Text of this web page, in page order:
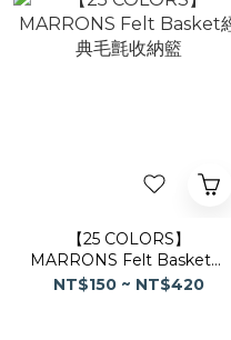
【25 COLORS】
MARRONS Felt Basket經
典毛氈收納籃
NT$150 ~ NT$420